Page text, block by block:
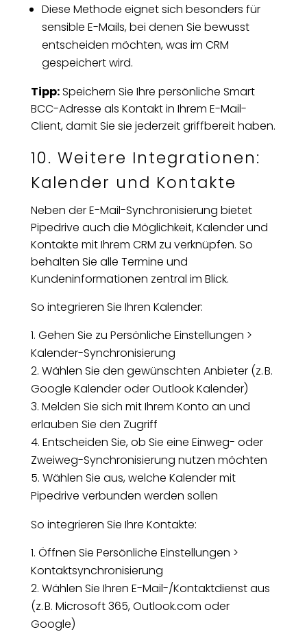
Diese Methode eignet sich besonders für
sensible E-Mails, bei denen Sie bewusst
entscheiden möchten, was im CRM
gespeichert wird.
Tipp:Speichern Sie Ihre persönliche Smart
BCC-Adresse als Kontakt in Ihrem E-Mail-
Client, damit Sie sie jederzeit griffbereit haben.
10. Weitere Integrationen:
Kalender und Kontakte
Neben der E-Mail-Synchronisierung bietet
Pipedrive auch die Möglichkeit, Kalender und
Kontakte mit Ihrem CRM zu verknüpfen. So
behalten Sie alle Termine und
Kundeninformationen zentral im Blick.
So integrieren Sie Ihren Kalender:
Gehen Sie zu Persönliche Einstellungen >
Kalender-Synchronisierung
Wählen Sie den gewünschten Anbieter (z. B.
Google Kalender oder Outlook Kalender)
Melden Sie sich mit Ihrem Konto an und
erlauben Sie den Zugriff
Entscheiden Sie, ob Sie eine Einweg- oder
Zweiweg-Synchronisierung nutzen möchten
Wählen Sie aus, welche Kalender mit
Pipedrive verbunden werden sollen
So integrieren Sie Ihre Kontakte:
Öffnen Sie Persönliche Einstellungen >
Kontaktsynchronisierung
Wählen Sie Ihren E-Mail-/Kontaktdienst aus
(z. B. Microsoft 365, Outlook.com oder
Google)